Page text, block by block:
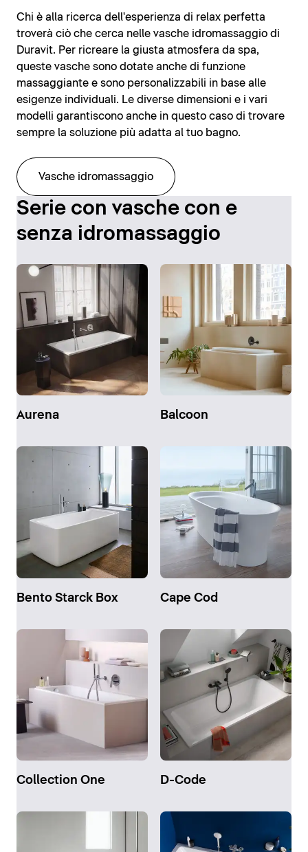
Chi è alla ricerca dell'esperienza di relax perfetta
troverà ciò che cerca nelle vasche idromassaggio di
Duravit. Per ricreare la giusta atmosfera da spa,
queste vasche sono dotate anche di funzione
massaggiante e sono personalizzabili in base alle
esigenze individuali. Le diverse dimensioni e i vari
modelli garantiscono anche in questo caso di trovare
sempre la soluzione più adatta al tuo bagno.
Vasche idromassaggio
Serie con vasche con e
senza idromassaggio
Aurena Balcoon
Bento Starck Box Cape Cod
Collection One D-Code